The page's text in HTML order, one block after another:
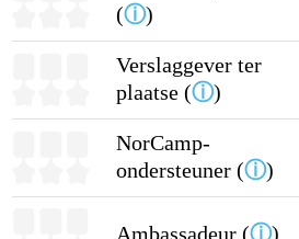
(ⓘ)
Verslaggever ter
plaatse (ⓘ)
NorCamp-
ondersteuner (ⓘ)
Ambassadeur (ⓘ)